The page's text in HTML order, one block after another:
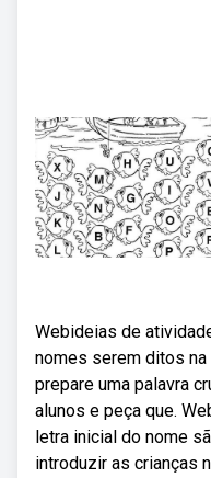
Webideias de
nomes serem ditos
prepare uma palavra
alunos e peça que.
letra inicial do nome
introduzir as crianças